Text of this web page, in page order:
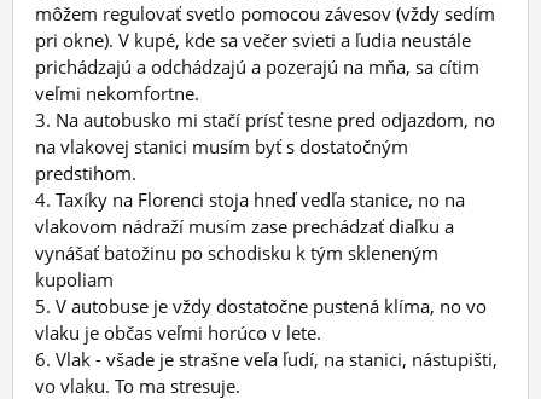
môžem regulovať svetlo pomocou závesov (vždy sedím
pri okne). V kupé, kde sa večer svieti a ľudia neustále
prichádzajú a odchádzajú a pozerajú na mňa, sa cítim
veľmi nekomfortne.
3. Na autobusko mi stačí prísť tesne pred odjazdom, no
na vlakovej stanici musím byť s dostatočným
predstihom.
4. Taxíky na Florenci stoja hneď vedľa stanice, no na
vlakovom nádraží musím zase prechádzať diaľku a
vynášať batožinu po schodisku k tým skleneným
kupoliam
5. V autobuse je vždy dostatočne pustená klíma, no vo
vlaku je občas veľmi horúco v lete.
6. Vlak - všade je strašne veľa ľudí, na stanici, nástupišti,
vo vlaku. To ma stresuje.